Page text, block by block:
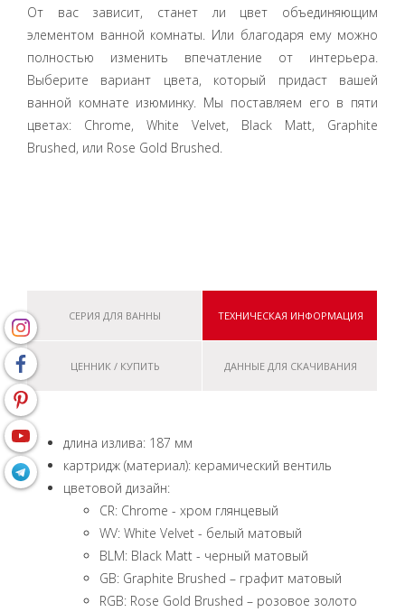
От вас зависит, станет ли цвет объединяющим
элементом ванной комнаты. Или благодаря ему можно
полностью изменить впечатление от интерьера.
Выберите вариант цвета, который придаст вашей
ванной комнате изюминку. Мы поставляем его в пяти
цветах: Chrome, White Velvet, Black Matt, Graphite
Brushed, или Rose Gold Brushed.
СЕРИЯ ДЛЯ ВАННЫ ТЕХНИЧЕСКАЯ ИНФОРМАЦИЯ
ЦЕННИК / КУПИТЬ ДАННЫЕ ДЛЯ СКАЧИВАНИЯ
длина излива: 187 мм
картридж (материал): керамический вентиль
цветовой дизайн:
CR: Chrome - хром глянцевый
WV: White Velvet - белый матовый
BLM: Black Matt - черный матовый
GB: Graphite Brushed – графит матовый
RGB: Rose Gold Brushed – розовое золото